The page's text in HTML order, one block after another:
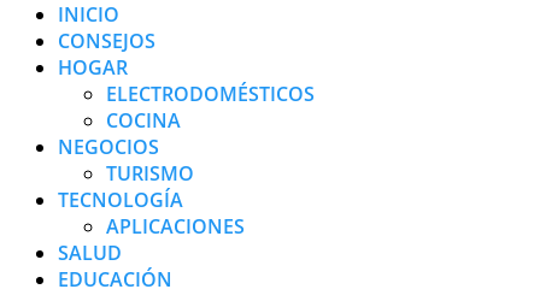
INICIO
CONSEJOS
HOGAR
ELECTRODOMÉSTICOS
COCINA
NEGOCIOS
TURISMO
TECNOLOGÍA
APLICACIONES
SALUD
EDUCACIÓN